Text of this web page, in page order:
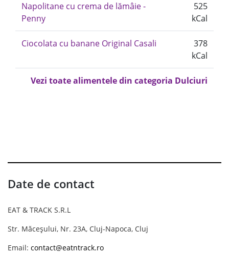
Napolitane cu crema de lămâie -
Penny
525
kCal
Ciocolata cu banane Original Casali
378
kCal
Vezi toate alimentele din categoria Dulciuri
Date de contact
EAT & TRACK S.R.L
Str. Măceșului, Nr. 23A, Cluj-Napoca, Cluj
Email: contact@eatntrack.ro